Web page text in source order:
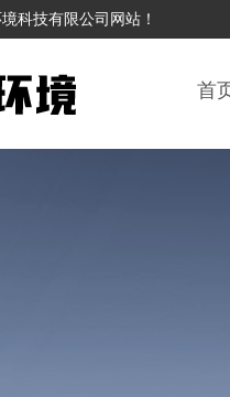
科技有限公司网站！
首